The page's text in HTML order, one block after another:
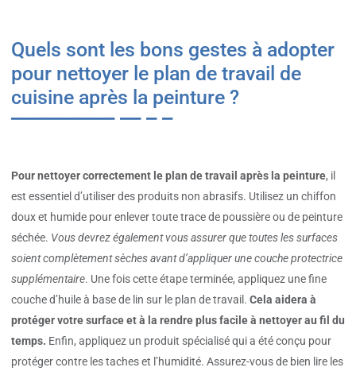
Quels sont les bons gestes à adopter
pour nettoyer le plan de travail de
cuisine après la peinture ?
Pour nettoyer correctement le plan de travail après la peinture, il
est essentiel d’utiliser des produits non abrasifs. Utilisez un chiffon
doux et humide pour enlever toute trace de poussière ou de peinture
séchée. Vous devrez également vous assurer que toutes les surfaces
soient complètement sèches avant d’appliquer une couche protectrice
supplémentaire. Une fois cette étape terminée, appliquez une fine
couche d’huile à base de lin sur le plan de travail. Cela aidera à
protéger votre surface et à la rendre plus facile à nettoyer au fil du
temps. Enfin, appliquez un produit spécialisé qui a été conçu pour
protéger contre les taches et l’humidité. Assurez-vous de bien lire les